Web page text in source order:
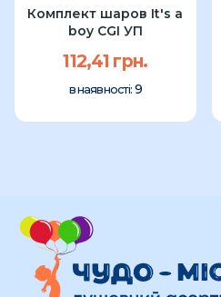
Комплект шаров It's a
boy CGI УП
112,41 грн.
в наявності: 9